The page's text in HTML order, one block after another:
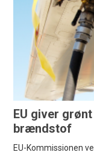
EU giver
brændstof
EU-Kommissionen